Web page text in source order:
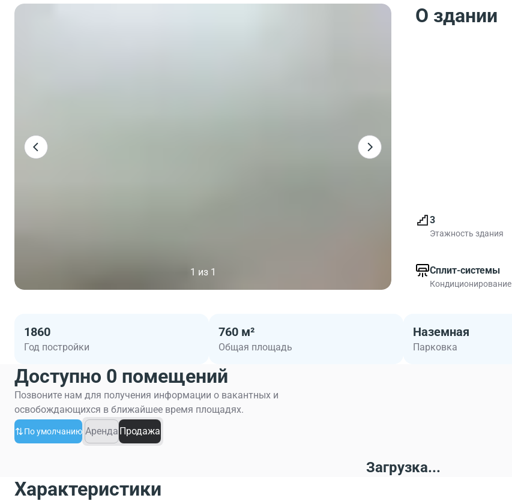
1 из 1
О здании
3
Этажность здания
Сплит-системы
Кондиционирование
1860
Год постройки
760 м²
Общая площадь
Наземная
Парковка
Доступно 0 помещений
Позвоните нам для получения информации о вакантных и
освобождающихся в ближайшее время площадях.
По умолчанию Аренда Продажа
Загрузка...
Характеристики